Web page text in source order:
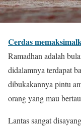
Cerdas
Ramadhan adalah
didalamnya terdapat
dibukakannya pintu
orang yang mau
Lantas sangat